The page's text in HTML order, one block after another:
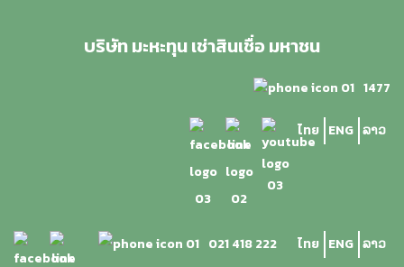
บริษัท มะหะทุน เช่าสินเชื่อ มหาชน
1477
ไทย ENG ລາວ
ไทย ENG ລາວ
021 418 222